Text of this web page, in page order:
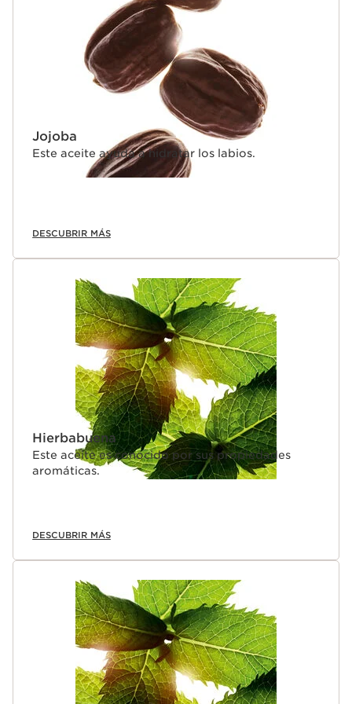
La CRYO-ACTIVE TECHNOLOGY, inspirada en la
crioterapia , combina mentol y aceite esencial de
hierbabuena. Esta fórmula ofrece un efecto relleno y
criogénico y proporciona un frescor inmediato tras su
Jojoba
Este aceite ayuda a hidratar los labios.
DESCUBRIR MÁS
Hierbabuena
Este aceite es conocido por sus propiedades
aromáticas.
DESCUBRIR MÁS